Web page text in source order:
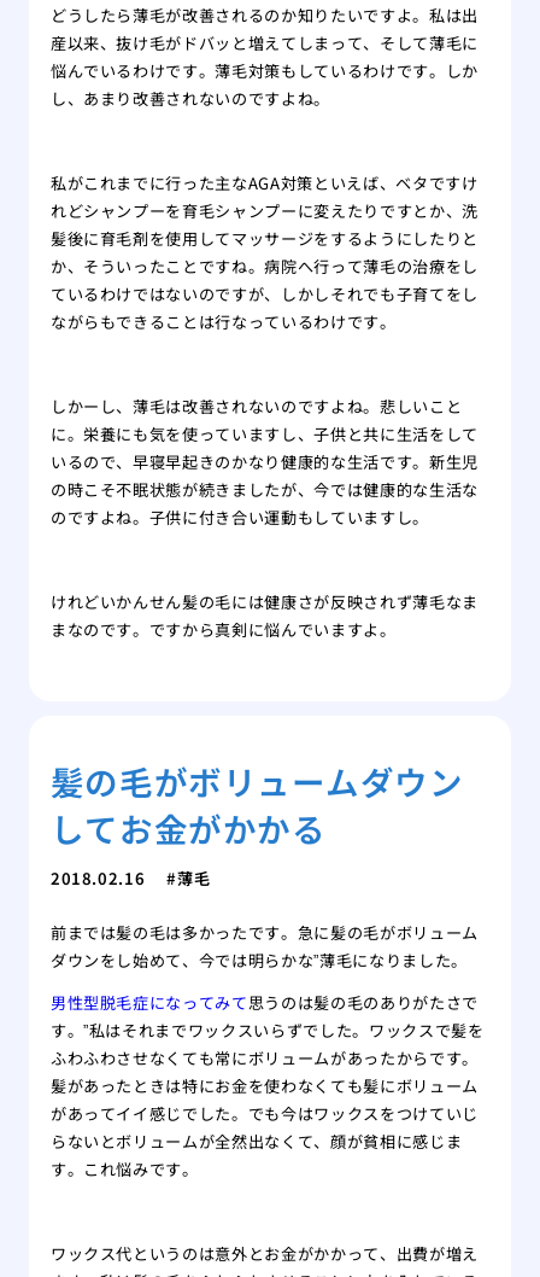
どうしたら薄毛が改善されるのか知りたいですよ。私は出
産以来、抜け毛がドバッと増えてしまって、そして薄毛に
悩んでいるわけです。薄毛対策もしているわけです。しか
し、あまり改善されないのですよね。
私がこれまでに行った主なAGA対策といえば、ベタですけ
れどシャンプーを育毛シャンプーに変えたりですとか、洗
髪後に育毛剤を使用してマッサージをするようにしたりと
か、そういったことですね。病院へ行って薄毛の治療をし
ているわけではないのですが、しかしそれでも子育てをし
ながらもできることは行なっているわけです。
しかーし、薄毛は改善されないのですよね。悲しいこと
に。栄養にも気を使っていますし、子供と共に生活をして
いるので、早寝早起きのかなり健康的な生活です。新生児
の時こそ不眠状態が続きましたが、今では健康的な生活な
のですよね。子供に付き合い運動もしていますし。
けれどいかんせん髪の毛には健康さが反映されず薄毛なま
まなのです。ですから真剣に悩んでいますよ。
髪の毛がボリュームダウン
してお金がかかる
2018.02.16 薄毛
前までは髪の毛は多かったです。急に髪の毛がボリューム
ダウンをし始めて、今では明らかな”薄毛になりました。
男性型脱毛症になってみて思うのは髪の毛のありがたさで
す。”私はそれまでワックスいらずでした。ワックスで髪を
ふわふわさせなくても常にボリュームがあったからです。
髪があったときは特にお金を使わなくても髪にボリューム
があってイイ感じでした。でも今はワックスをつけていじ
らないとボリュームが全然出なくて、顔が貧相に感じま
す。これ悩みです。
ワックス代というのは意外とお金がかかって、出費が増え